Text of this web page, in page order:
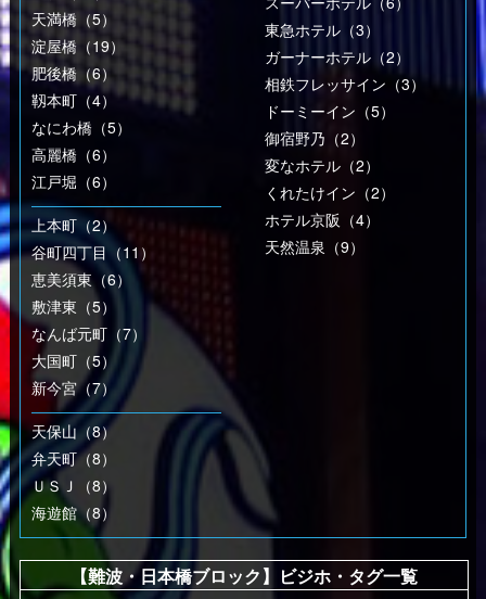
天満橋（5）
淀屋橋（19）
肥後橋（6）
靱本町（4）
なにわ橋（5）
高麗橋（6）
江戸堀（6）
上本町（2）
谷町四丁目（11）
恵美須東（6）
敷津東（5）
なんば元町（7）
大国町（5）
新今宮（7）
天保山（8）
弁天町（8）
ＵＳＪ（8）
海遊館（8）
東急ホテル（3）
ガーナーホテル（2）
相鉄フレッサイン（3）
ドーミーイン（5）
御宿野乃（2）
変なホテル（2）
くれたけイン（2）
ホテル京阪（4）
天然温泉（9）
【難波・日本橋ブロック】ビジホ・タグ一覧